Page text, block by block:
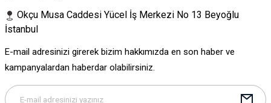
Okçu Musa Caddesi Yücel İş Merkezi No 13 Beyoğlu
İstanbul
E-mail adresinizi girerek bizim hakkımızda en son haber ve
kampanyalardan haberdar olabilirsiniz.